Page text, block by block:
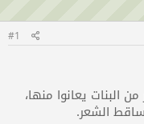
#1
يعانوا منها،
الشعر.